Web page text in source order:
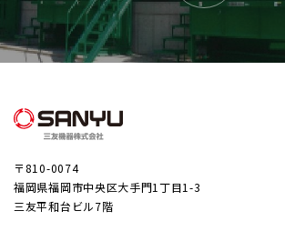
〒810-0074
福岡県福岡市中央区大手門1丁目1-3
三友平和台ビル7階